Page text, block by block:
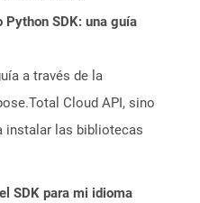
Python SDK: una guía
a través de la
Cloud API, sino
instalar las bibliotecas
SDK para mi idioma